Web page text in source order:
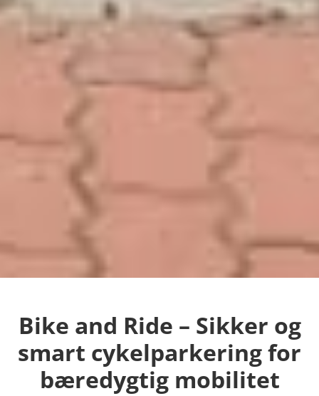
Bike and Ride – Sikker og
smart cykelparkering for
bæredygtig mobilitet